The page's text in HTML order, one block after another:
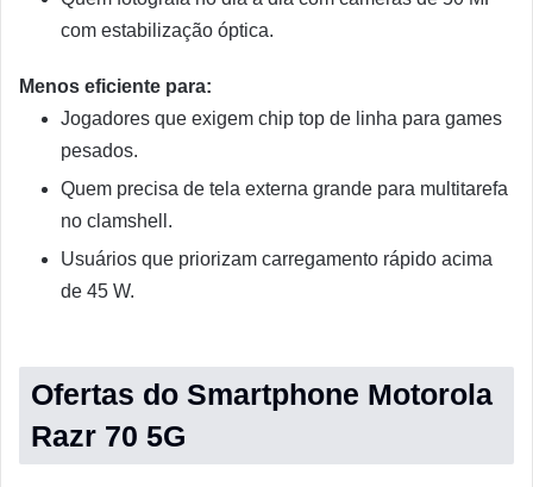
com estabilização óptica.
Menos eficiente para:
Jogadores que exigem chip top de linha para games
pesados.
Quem precisa de tela externa grande para multitarefa
no clamshell.
Usuários que priorizam carregamento rápido acima
de 45 W.
Ofertas do Smartphone Motorola
Razr 70 5G